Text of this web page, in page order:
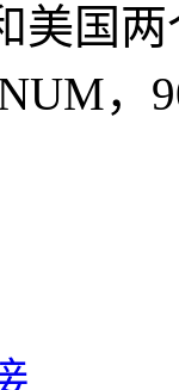
美国
，